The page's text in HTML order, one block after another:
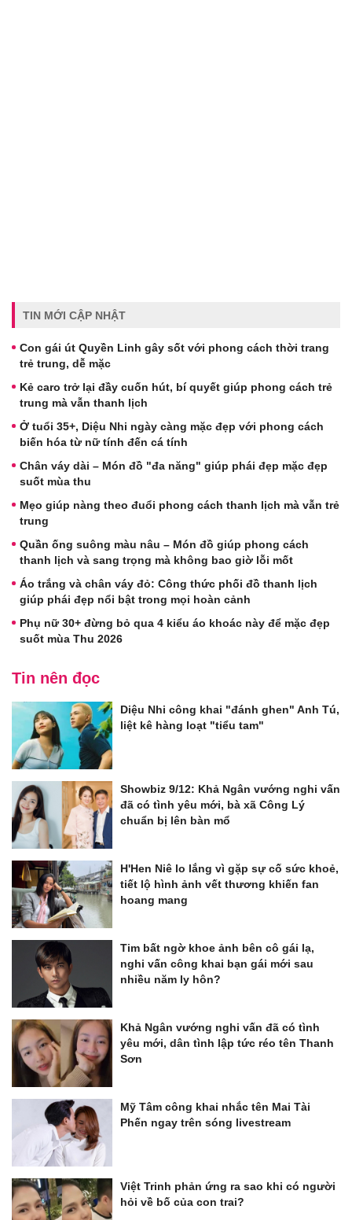
TIN MỚI CẬP NHẬT
Con gái út Quyền Linh gây sốt với phong cách thời trang
trẻ trung, dễ mặc
Kẻ caro trở lại đầy cuốn hút, bí quyết giúp phong cách trẻ
trung mà vẫn thanh lịch
Ở tuổi 35+, Diệu Nhi ngày càng mặc đẹp với phong cách
biến hóa từ nữ tính đến cá tính
Chân váy dài – Món đồ "đa năng" giúp phái đẹp mặc đẹp
suốt mùa thu
Mẹo giúp nàng theo đuổi phong cách thanh lịch mà vẫn trẻ
trung
Quần ống suông màu nâu – Món đồ giúp phong cách
thanh lịch và sang trọng mà không bao giờ lỗi mốt
Áo trắng và chân váy đỏ: Công thức phối đồ thanh lịch
giúp phái đẹp nổi bật trong mọi hoàn cảnh
Phụ nữ 30+ đừng bỏ qua 4 kiểu áo khoác này để mặc đẹp
suốt mùa Thu 2026
Tin nên đọc
Diệu Nhi công khai "đánh ghen" Anh Tú,
liệt kê hàng loạt "tiểu tam"
Showbiz 9/12: Khả Ngân vướng nghi vấn
đã có tình yêu mới, bà xã Công Lý
chuẩn bị lên bàn mổ
H'Hen Niê lo lắng vì gặp sự cố sức khoẻ,
tiết lộ hình ảnh vết thương khiến fan
hoang mang
Tim bất ngờ khoe ảnh bên cô gái lạ,
nghi vấn công khai bạn gái mới sau
nhiều năm ly hôn?
Khả Ngân vướng nghi vấn đã có tình
yêu mới, dân tình lập tức réo tên Thanh
Sơn
Mỹ Tâm công khai nhắc tên Mai Tài
Phến ngay trên sóng livestream
Việt Trinh phản ứng ra sao khi có người
hỏi về bố của con trai?